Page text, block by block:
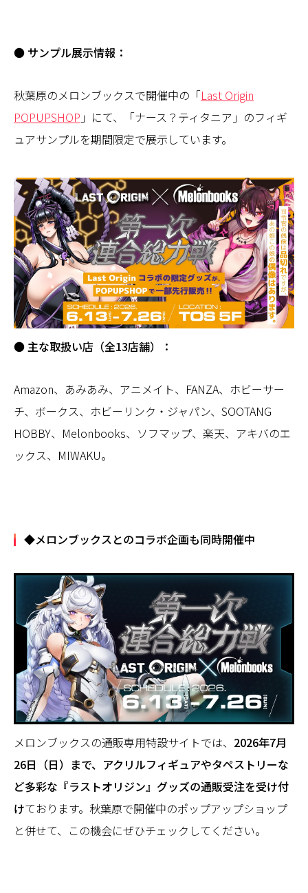
● サンプル展示情報：
秋葉原のメロンブックスで開催中の「Last Origin
POPUPSHOP 」にて、「ナース？ティタニア」のフィギ
ュアサンプルを期間限定で展示しています。
●主な取扱い店（全13店舗）：
Amazon、あみあみ、アニメイト、FANZA、ホビーサー
チ、ボークス、ホビーリンク・ジャパン、SOOTANG
HOBBY、Melonbooks、ソフマップ、楽天、アキバのエ
ックス、MIWAKU。
◆メロンブックスとのコラボ企画も同時開催中
メロンブックスの通販専用特設サイトでは、 2026年7月
26日（日）まで、アクリルフィギュアやタペストリーな
ど多彩な『ラストオリジン』グッズの通販受注を受け付
けております。秋葉原で開催中のポップアップショップ
と併せて、この機会にぜひチェックしてください。